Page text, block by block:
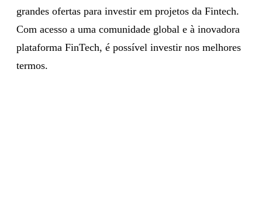
grandes ofertas para investir em projetos da Fintech.
Com acesso a uma comunidade global e à inovadora
plataforma FinTech, é possível investir nos melhores
termos.